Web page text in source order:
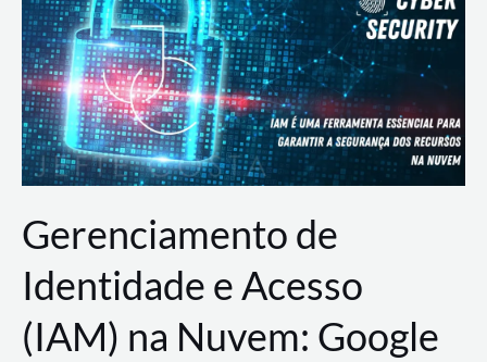
e
Operações
Gerenciamento de
Identidade e Acesso
(IAM) na Nuvem: Google